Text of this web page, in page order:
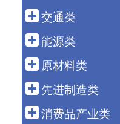
外 贸
房 地 产
海洋经济
金 融
保 险
科技金融
融资租赁
交通类
港 口
高速铁路
能源类
石油天然气
煤 炭
原材料类
建 材
钢 铁
先进制造类
船 舶
消费品产业类